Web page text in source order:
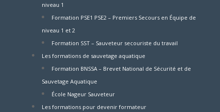
niveau 1
Formation PSE1 PSE2 – Premiers Secours en Équipe de
niveau 1 et 2
Formation SST – Sauveteur secouriste du travail
Les formations de sauvetage aquatique
Formation BNSSA – Brevet National de Sécurité et de
Sauvetage Aquatique
École Nageur Sauveteur
Les formations pour devenir formateur